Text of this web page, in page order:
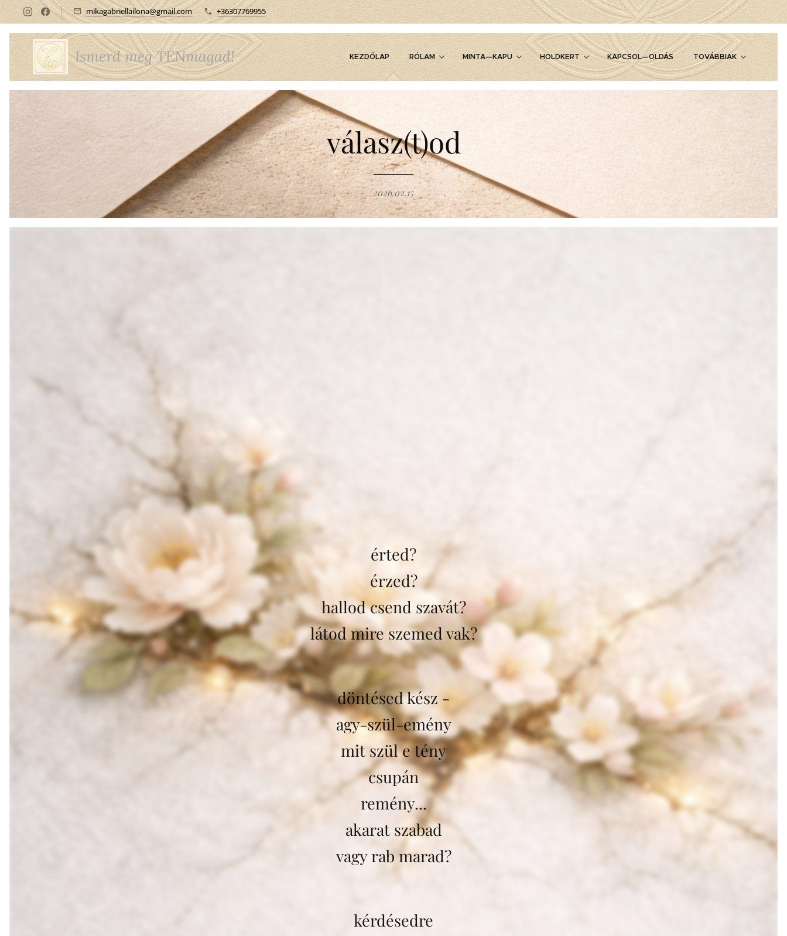
mikagabriellailona@gmail.com +36307769955
Ismerd meg TENmagad! KEZDŐLAP RÓLAM MINTA—KAPU HOLDKERT KAPCSOL—OLDÁS TOVÁBBIAK
válasz(t)od
2026.02.15
érted?
érzed?
hallod csend szavát?
látod mire szemed vak?
döntésed kész -
agy-szül-emény
mit szül e tény
csupán
remény...
akarat szabad
vagy rab marad?
kérdésedre